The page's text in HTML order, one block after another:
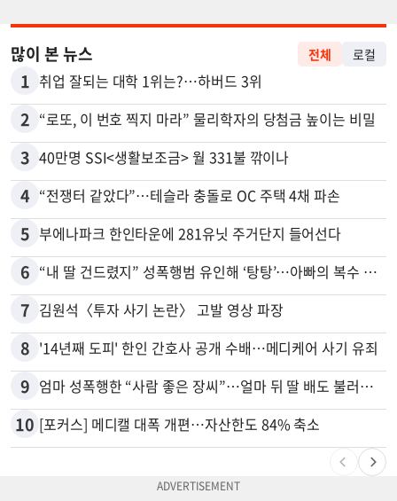
많이 본 뉴스 전체 로컬
1 취업 잘되는 대학 1위는?…하버드 3위
2 “로또, 이 번호 찍지 마라” 물리학자의 당첨금 높이는 비밀
3 40만명 SSI<생활보조금> 월 331불 깎이나
4 “전쟁터 같았다”…테슬라 충돌로 OC 주택 4채 파손
5 부에나파크 한인타운에 281유닛 주거단지 들어선다
6 “내 딸 건드렸지” 성폭행범 유인해 ‘탕탕’…아빠의 복수 결말
7 김원석〈투자 사기 논란〉 고발 영상 파장
8 '14년째 도피' 한인 간호사 공개 수배…메디케어 사기 유죄
9 엄마 성폭행한 “사람 좋은 장씨”…얼마 뒤 딸 배도 불러왔다
10 [포커스] 메디캘 대폭 개편…자산한도 84% 축소